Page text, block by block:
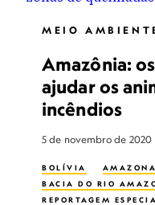
MEIO
Amazônia:
ajudar os
incêndios
5 de novembro de 2020
BOLÍVIA
BACIA DO RIO
REPORTAGEM